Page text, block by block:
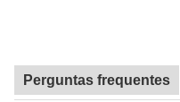
Perguntas frequentes